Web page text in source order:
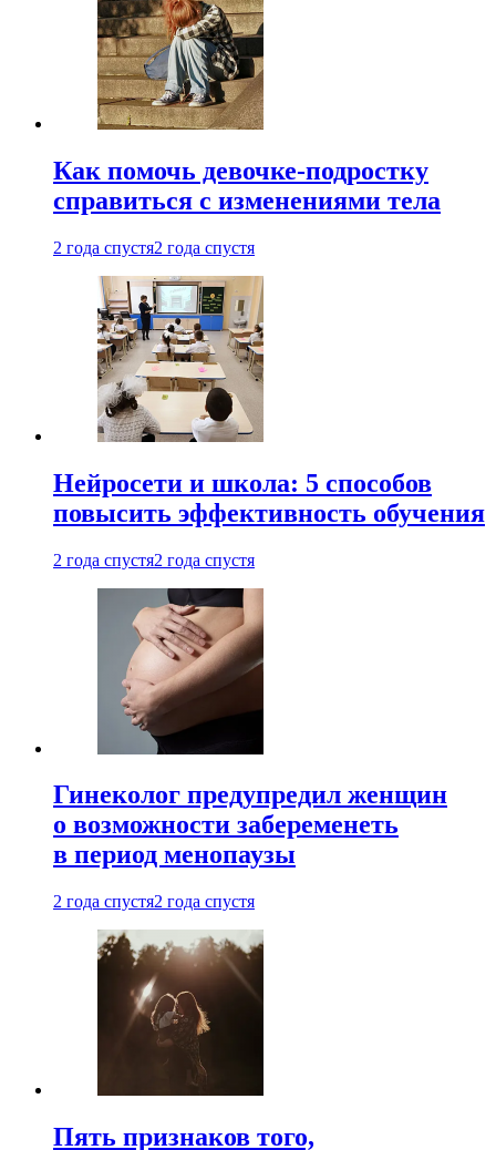
Как помочь девочке-подростку
справиться с изменениями тела
2 года спустя2 года спустя
Нейросети и школа: 5 способов
повысить эффективность обучения
2 года спустя2 года спустя
Гинеколог предупредил женщин
о возможности забеременеть
в период менопаузы
2 года спустя2 года спустя
Пять признаков того,